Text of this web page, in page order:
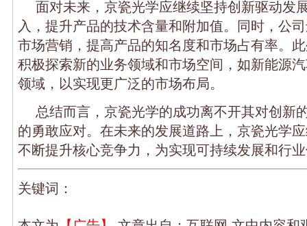
面对未来，京瓷光学应继续坚持创新驱动发
入，提升产品的技术含量和附加值。同时，公
市场营销，提高产品的知名度和市场占有率。
积极探索新的业务领域和市场空间，如新能源
领域，以实现更广泛的市场布局。
总结而言，京瓷光学的成功离不开其对创新
的勇敢应对。在未来的发展道路上，京瓷光学
不断提升核心竞争力，为实现可持续发展和行
关键词：